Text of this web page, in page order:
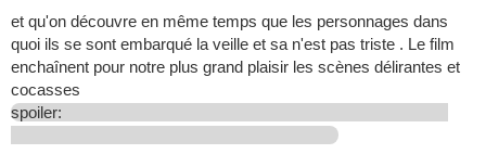
et qu'on découvre en même temps que les personnages dans
quoi ils se sont embarqué la veille et sa n'est pas triste . Le film
enchaînent pour notre plus grand plaisir les scènes délirantes et
cocasses
spoiler: